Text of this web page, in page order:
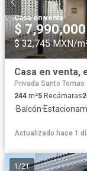
Casa·en venta
$ 7,990,000
$ 32,745 MXN/
Privada Santo Tomas
244 m²5 Recámaras2
·Balcón·
Actualizado hace 1
1 /21